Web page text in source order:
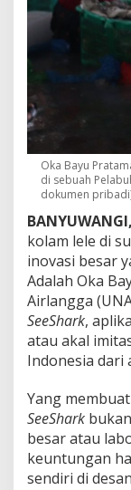
Oka Bayu
di sebuah
dokumen
kolam lele di
inovasi besar
Adalah Oka
Airlangga
SeeShark,
atau akal
Indonesia dari
Yang
SeeShark
besar atau
keuntungan
sendiri di